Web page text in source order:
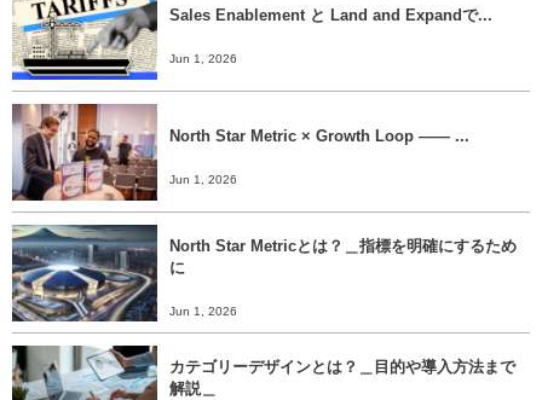
Sales Enablement と Land and Expandで...
Jun 1, 2026
North Star Metric × Growth Loop ―― ...
Jun 1, 2026
North Star Metricとは？＿指標を明確にするため
に
Jun 1, 2026
カテゴリーデザインとは？＿目的や導入方法まで
解説＿